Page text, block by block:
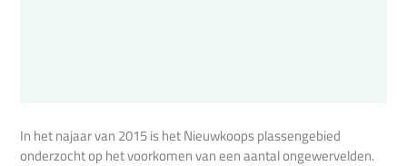
In het najaar van 2015 is het Nieuwkoops plassengebied
onderzocht op het voorkomen van een aantal ongewervelden.